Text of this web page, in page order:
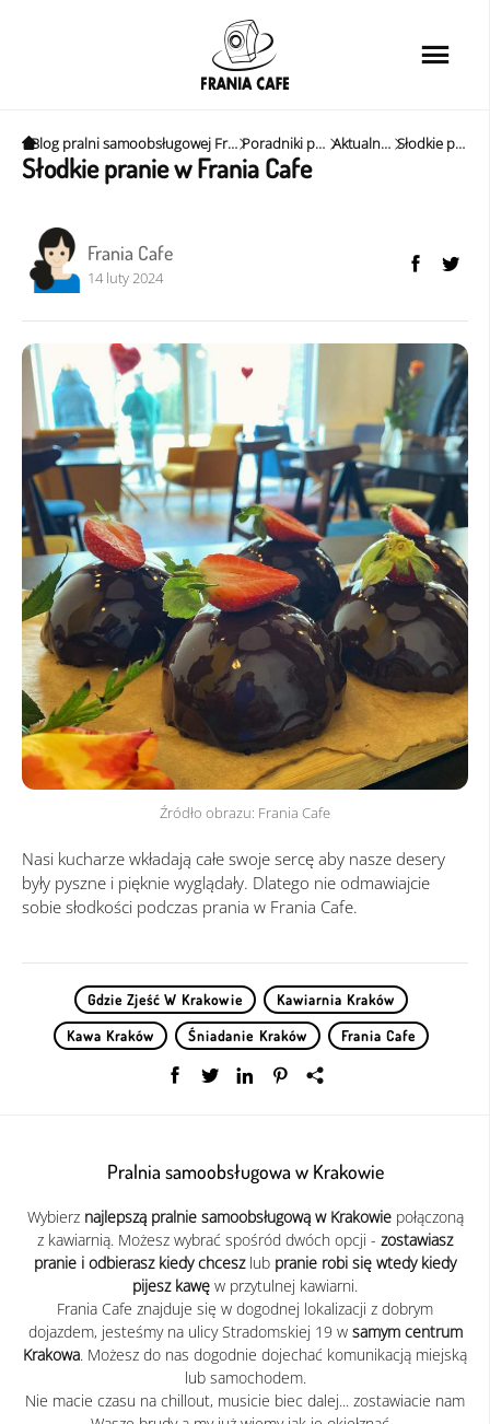
Karta rabatowa
Najczęściej
Poradniki i aktualności
Kontakt
Language:PL|
Blog pralni samoobsługowej Frania Cafe w Krakowie. Newsy, porady i ciekawe tipy. Poradniki pralnia samoobsługowa Aktualności Frania Cafe Słodkie pranie w Frania Cafe
Słodkie pranie w Frania Cafe
Frania Cafe
14 luty 2024
Źródło obrazu: Frania Cafe
Nasi kucharze wkładają całe swoje sercę aby nasze desery
były pyszne i pięknie wyglądały. Dlatego nie odmawiajcie
sobie słodkości podczas prania w Frania Cafe.
Gdzie Zjeść W Krakowie Kawiarnia Kraków
Kawa Kraków Śniadanie Kraków Frania Cafe
Pralnia samoobsługowa w Krakowie
Wybierz najlepszą pralnie samoobsługową w Krakowiepołączoną
z kawiarnią. Możesz wybrać spośród dwóch opcji - zostawiasz
pranie i odbierasz kiedy chceszlub pranie robi się wtedy kiedy
pijesz kawę w przytulnej kawiarni.
Frania Cafe znajduje się w dogodnej lokalizacji z dobrym
dojazdem, jesteśmy na ulicy Stradomskiej 19 w samym centrum
Krakowa. Możesz do nas dogodnie dojechać komunikacją miejską
lub samochodem.
Nie macie czasu na chillout, musicie biec dalej... zostawiacie nam